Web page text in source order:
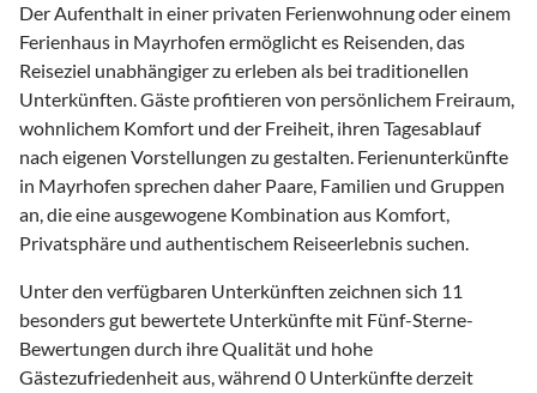
Der Aufenthalt in einer privaten Ferienwohnung oder einem
Ferienhaus in Mayrhofen ermöglicht es Reisenden, das
Reiseziel unabhängiger zu erleben als bei traditionellen
Unterkünften. Gäste profitieren von persönlichem Freiraum,
wohnlichem Komfort und der Freiheit, ihren Tagesablauf
nach eigenen Vorstellungen zu gestalten. Ferienunterkünfte
in Mayrhofen sprechen daher Paare, Familien und Gruppen
an, die eine ausgewogene Kombination aus Komfort,
Privatsphäre und authentischem Reiseerlebnis suchen.
Unter den verfügbaren Unterkünften zeichnen sich 11
besonders gut bewertete Unterkünfte mit Fünf-Sterne-
Bewertungen durch ihre Qualität und hohe
Gästezufriedenheit aus, während 0 Unterkünfte derzeit